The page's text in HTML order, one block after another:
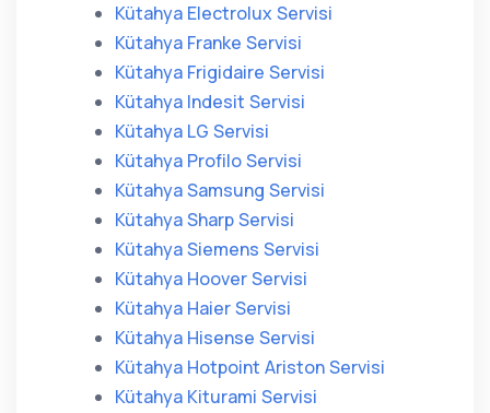
Kütahya Electrolux Servisi
Kütahya Franke Servisi
Kütahya Frigidaire Servisi
Kütahya Indesit Servisi
Kütahya LG Servisi
Kütahya Profilo Servisi
Kütahya Samsung Servisi
Kütahya Sharp Servisi
Kütahya Siemens Servisi
Kütahya Hoover Servisi
Kütahya Haier Servisi
Kütahya Hisense Servisi
Kütahya Hotpoint Ariston Servisi
Kütahya Kiturami Servisi